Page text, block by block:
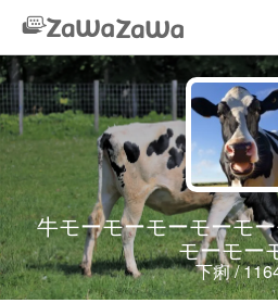
牛モーモーモーモーモ
モーモー
下痢 /